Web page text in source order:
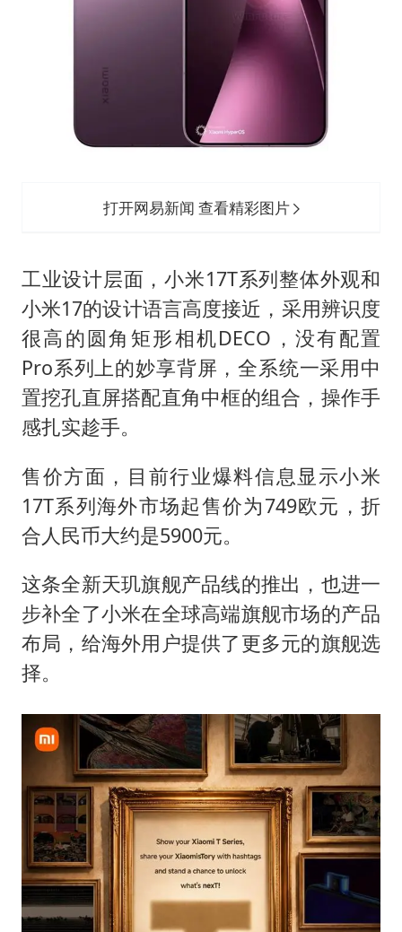
打开网易新闻 查看精彩图片
工业设计层面，小米17T系列整体外观和
小米17的设计语言高度接近，采用辨识度
很高的圆角矩形相机DECO，没有配置
Pro系列上的妙享背屏，全系统一采用中
置挖孔直屏搭配直角中框的组合，操作手
感扎实趁手。
售价方面，目前行业爆料信息显示小米
17T系列海外市场起售价为749欧元，折
合人民币大约是5900元。
这条全新天玑旗舰产品线的推出，也进一
步补全了小米在全球高端旗舰市场的产品
布局，给海外用户提供了更多元的旗舰选
择。